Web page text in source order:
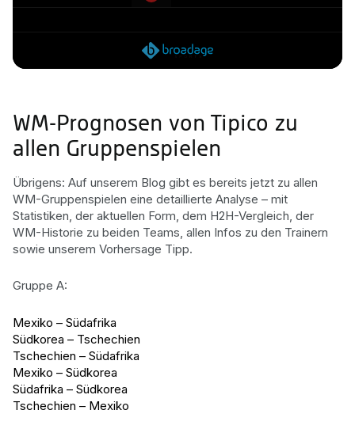
WM-Prognosen von Tipico zu
allen Gruppenspielen
Übrigens: Auf unserem Blog gibt es bereits jetzt zu allen
WM-Gruppenspielen eine detaillierte Analyse – mit
Statistiken, der aktuellen Form, dem H2H-Vergleich, der
WM-Historie zu beiden Teams, allen Infos zu den Trainern
sowie unserem Vorhersage Tipp.
Gruppe A:
Mexiko – Südafrika
Südkorea – Tschechien
Tschechien – Südafrika
Mexiko – Südkorea
Südafrika – Südkorea
Tschechien – Mexiko